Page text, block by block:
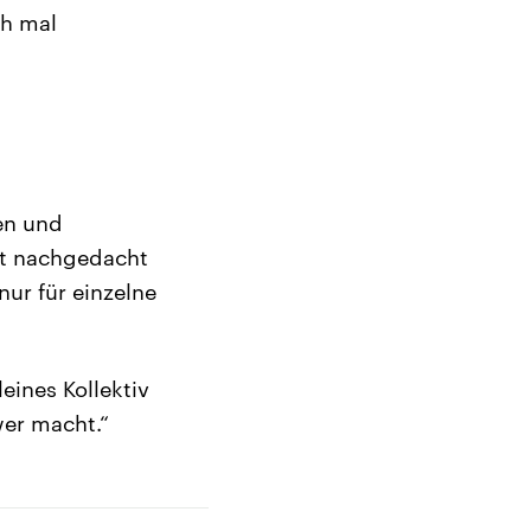
mal
und
nachgedacht
für einzelne
Kollektiv
macht.“